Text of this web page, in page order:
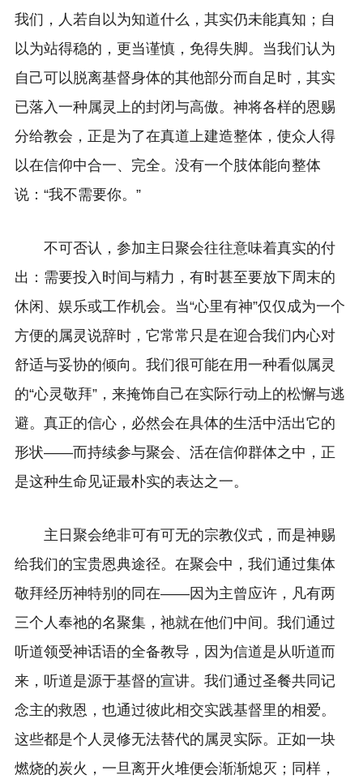
我们，人若自以为知道什么，其实仍未能真知；自
以为站得稳的，更当谨慎，免得失脚。当我们认为
自己可以脱离基督身体的其他部分而自足时，其实
已落入一种属灵上的封闭与高傲。神将各样的恩赐
分给教会，正是为了在真道上建造整体，使众人得
以在信仰中合一、完全。没有一个肢体能向整体
说：“我不需要你。”
不可否认，参加主日聚会往往意味着真实的付
出：需要投入时间与精力，有时甚至要放下周末的
休闲、娱乐或工作机会。当“心里有神”仅仅成为一个
方便的属灵说辞时，它常常只是在迎合我们内心对
舒适与妥协的倾向。我们很可能在用一种看似属灵
的“心灵敬拜”，来掩饰自己在实际行动上的松懈与逃
避。真正的信心，必然会在具体的生活中活出它的
形状——而持续参与聚会、活在信仰群体之中，正
是这种生命见证最朴实的表达之一。
主日聚会绝非可有可无的宗教仪式，而是神赐
给我们的宝贵恩典途径。在聚会中，我们通过集体
敬拜经历神特别的同在——因为主曾应许，凡有两
三个人奉祂的名聚集，祂就在他们中间。我们通过
听道领受神话语的全备教导，因为信道是从听道而
来，听道是源于基督的宣讲。我们通过圣餐共同记
念主的救恩，也通过彼此相交实践基督里的相爱。
这些都是个人灵修无法替代的属灵实际。正如一块
燃烧的炭火，一旦离开火堆便会渐渐熄灭；同样，